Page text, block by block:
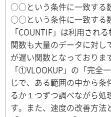
○○という条件に一致する
○○という条件に一致する
「COUNTIF」は利用され
関数も大量のデータに対し
が遅い関数となっておりま
「①VLOOKUP」の「完全
じで、ある範囲の中から
るか１つずつ調べながら処
す。また、速度の改善方法